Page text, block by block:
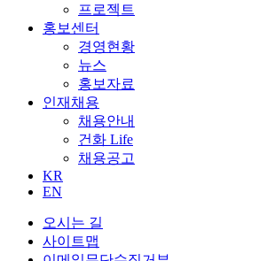
프로젝트
홍보센터
경영현황
뉴스
홍보자료
인재채용
채용안내
건화 Life
채용공고
KR
EN
오시는 길
사이트맵